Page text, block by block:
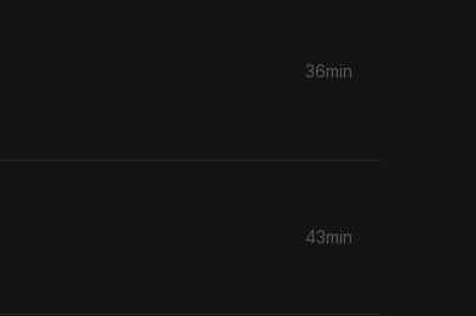
36min
43min